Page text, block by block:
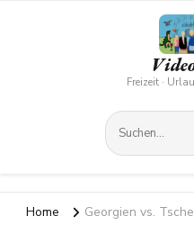
Freizeit ·
Home Georgien vs.